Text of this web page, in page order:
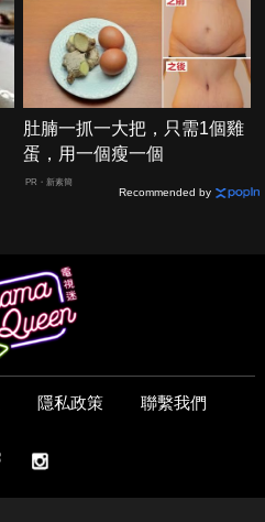
肚腩一抓一大把，只需1個雞
蛋，用一個瘦一個
PR・新素簡
Recommended by
隱私政策 聯繫我們